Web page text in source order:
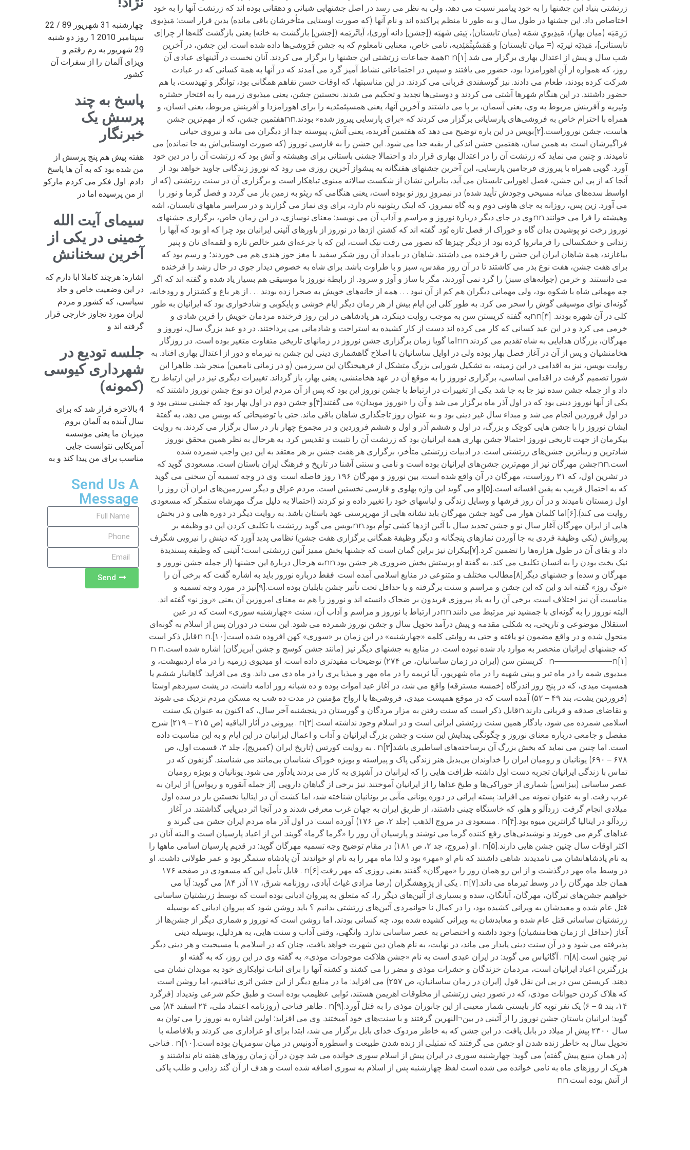
چهارشنبه 31 شهریور 89 / 22
سپتامبر 2010 1 روز دو شنبه
29 شهریور به رم رفتم و
ویزای آلمان را از سفرات آن
کشور
پاسخ به چند
پرسش یک
خبرنگار
هفته پیش هم پنج پرسش از
من شده بود که به آن ها پاسخ
دادم. اول فکر می کردم مارکو
از من پرسیده اما در
سیمای آیت الله
خمینی در یکی از
آخرین سخنانش
اشاره: هرچند کاملا ابا دارم که
در این وضعیت خاص و حاد
سیاسی، که کشور و مردم
ایران مورد تجاوز خارجی قرار
گرفته اند و
جلسه تودیع در
شهرداری کیوسی
(کمونه)
4 بالاخره قرار شد که برای
سال آینده به آلمان بروم.
میزبان ما یعنی مؤسسه
آمریکایی نتوانست جایی
مناسب برای من پیدا کند و به
Send Us A
Message
Send